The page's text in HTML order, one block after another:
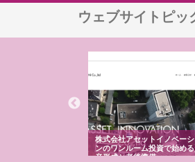
ウェブサイトピッ
株式会社アセットイノベーシ
ンのワンルーム投資で始め
産形成と老後準備